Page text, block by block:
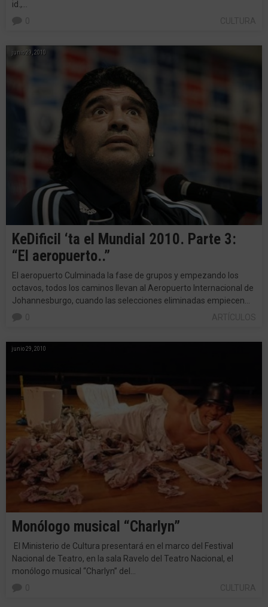
id.,…
junio 29, 2010
KeDificil ‘ta el Mundial 2010. Parte 3:
“El aeropuerto..”
El aeropuerto Culminada la fase de grupos y empezando los
octavos, todos los caminos llevan al Aeropuerto Internacional de
Johannesburgo, cuando las selecciones eliminadas empiecen…
junio 29, 2010
Monólogo musical “Charlyn”
El Ministerio de Cultura presentará en el marco del Festival
Nacional de Teatro, en la sala Ravelo del Teatro Nacional, el
monólogo musical “Charlyn” del…